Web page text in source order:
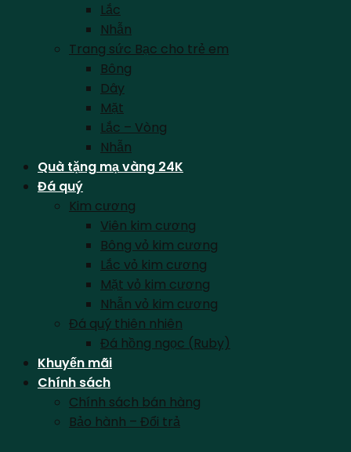
Lắc
Nhẫn
Trang sức Bạc cho trẻ em
Bông
Dây
Mặt
Lắc – Vòng
Nhẫn
Quà tặng mạ vàng 24K
Đá quý
Kim cương
Viên kim cương
Bông vỏ kim cương
Lắc vỏ kim cương
Mặt vỏ kim cương
Nhẫn vỏ kim cương
Đá quý thiên nhiên
Đá hồng ngọc (Ruby)
Khuyến mãi
Chính sách
Chính sách bán hàng
Bảo hành – Đổi trả